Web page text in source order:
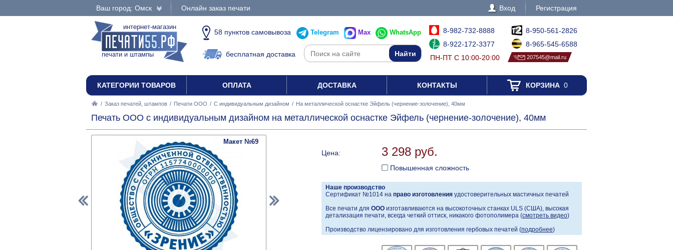
Ваш город: Омск Онлайн заказ печати Вход Регистрация
интернет-магазин
печати и штампы
58 пунктов самовывоза
бесплатная доставка
Telegram Max WhatsApp
8-982-732-8888
8-922-172-3377
ПН-ПТ С 10:00-20:00
8-950-561-2826
8-965-545-6588
207545@mail.ru
КАТЕГОРИИ ТОВАРОВ ОПЛАТА ДОСТАВКА КОНТАКТЫ КОРЗИНА0
/ Заказ печатей, штампов / Печати ООО / С индивидуальным дизайном / На металлической оснастке Эйфель (чернение-золочение), 40мм
Печать ООО с индивидуальным дизайном на металлической оснастке Эйфель (чернение-золочение), 40мм
Цена: 3 298 руб.
Повышенная сложность
Наше производство
Сертификат №1014 на право изготовления удостоверительных мастичных печатей
Все печати для ООО изготавливаются на высокоточных станках ULS (США), высокая
детализация печати, всегда четкий оттиск, никакого фотополимера (смотреть видео)
Производство лицензировано для изготовления гербовых печатей (подробнее)
Макет №69